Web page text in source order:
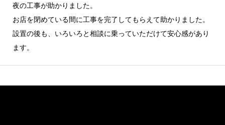
夜の工事が助かりました。
お店を閉めている間に工事を完了してもらえて助かりました。
設置の後も、いろいろと相談に乗っていただけて安心感があり
ます。